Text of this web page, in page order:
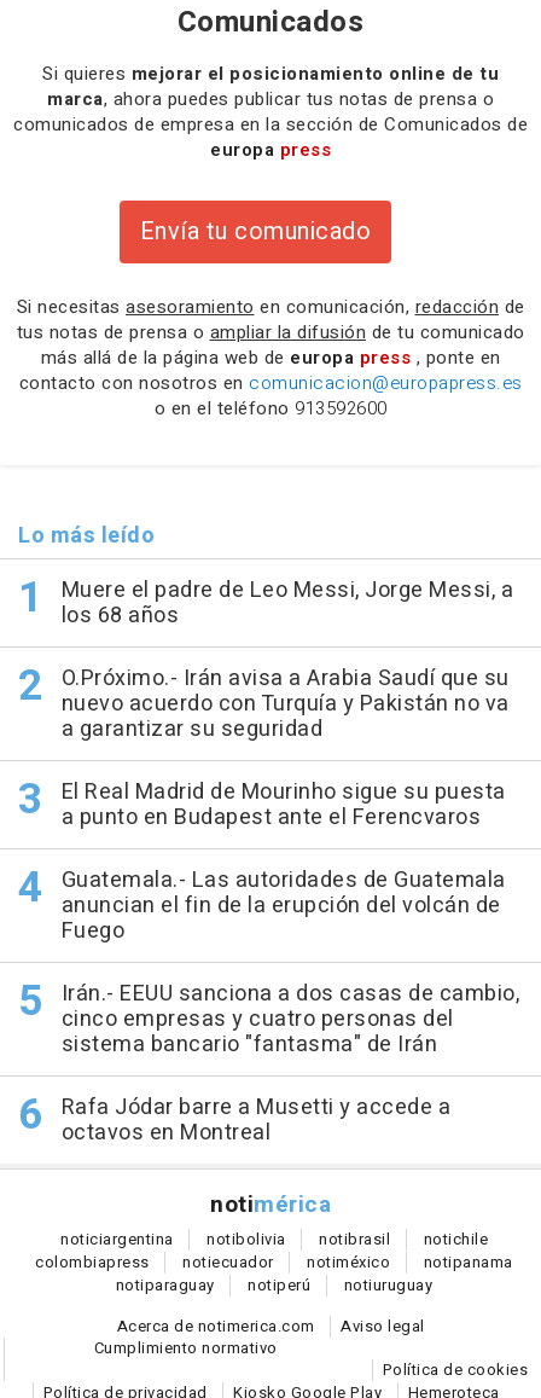
Comunicados
Si quieres mejorar el posicionamiento online de tu
marca, ahora puedes publicar tus notas de prensa o
comunicados de empresa en la sección de Comunicados de
europa press
Envía tu comunicado
Si necesitas asesoramiento en comunicación, redacción de
tus notas de prensa o ampliar la difusión de tu comunicado
más allá de la página web de europa press , ponte en
contacto con nosotros en comunicacion@europapress.es
o en el teléfono 913592600
Lo más leído
Muere el padre de Leo Messi, Jorge Messi, a
los 68 años
O.Próximo.- Irán avisa a Arabia Saudí que su
nuevo acuerdo con Turquía y Pakistán no va
a garantizar su seguridad
El Real Madrid de Mourinho sigue su puesta
a punto en Budapest ante el Ferencvaros
Guatemala.- Las autoridades de Guatemala
anuncian el fin de la erupción del volcán de
Fuego
Irán.- EEUU sanciona a dos casas de cambio,
cinco empresas y cuatro personas del
sistema bancario "fantasma" de Irán
Rafa Jódar barre a Musetti y accede a
octavos en Montreal
notimérica
noticiargentina notibolivia notibrasil notichile
colombiapress notiecuador notiméxico notipanama
notiparaguay notiperú notiuruguay
Acerca de notimerica.com
Aviso legal
Cumplimiento normativo
Política de cookies
Política de privacidad
Kiosko Google Play Hemeroteca